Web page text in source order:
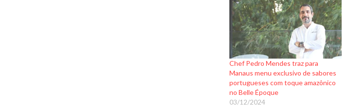
Chef Pedro Mendes traz para
Manaus menu exclusivo de sabores
portugueses com toque amazônico
no Belle Époque
03/12/2024